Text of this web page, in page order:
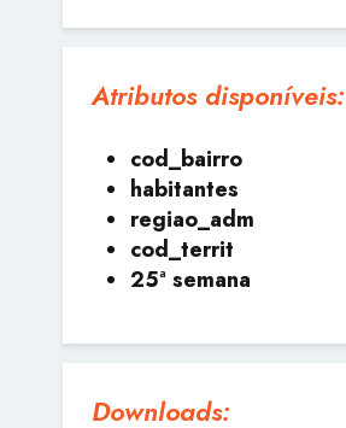
Atributos disponíveis:
cod_bairro
habitantes
regiao_adm
cod_territ
25ª semana
Downloads: